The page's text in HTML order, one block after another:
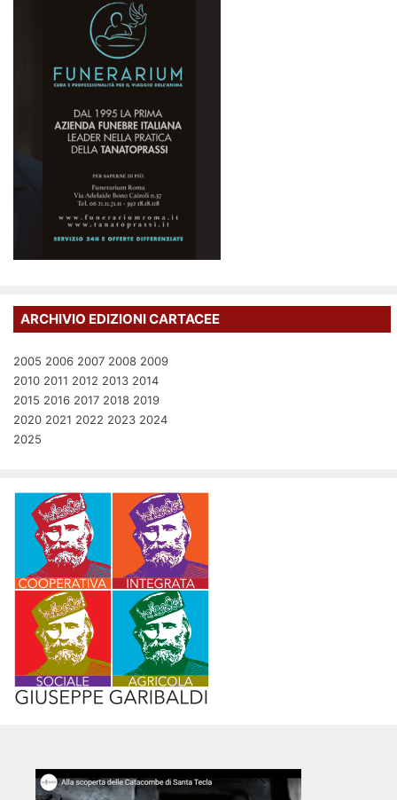
ARCHIVIO EDIZIONI CARTACEE
2005 2006 2007 2008 2009
2010 2011 2012 2013 2014
2015 2016 2017 2018 2019
2020 2021 2022 2023 2024
2025